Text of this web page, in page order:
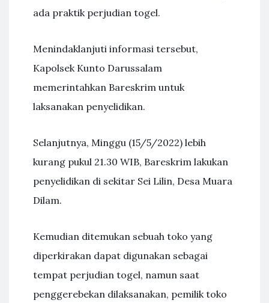
ada praktik perjudian togel.
Menindaklanjuti informasi tersebut,
Kapolsek Kunto Darussalam
memerintahkan Bareskrim untuk
laksanakan penyelidikan.
Selanjutnya, Minggu (15/5/2022) lebih
kurang pukul 21.30 WIB, Bareskrim lakukan
penyelidikan di sekitar Sei Lilin, Desa Muara
Dilam.
Kemudian ditemukan sebuah toko yang
diperkirakan dapat digunakan sebagai
tempat perjudian togel, namun saat
penggerebekan dilaksanakan, pemilik toko